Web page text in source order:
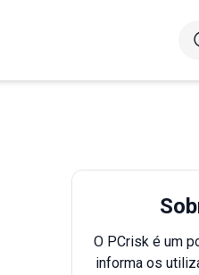
O PCrisk é um
informa os